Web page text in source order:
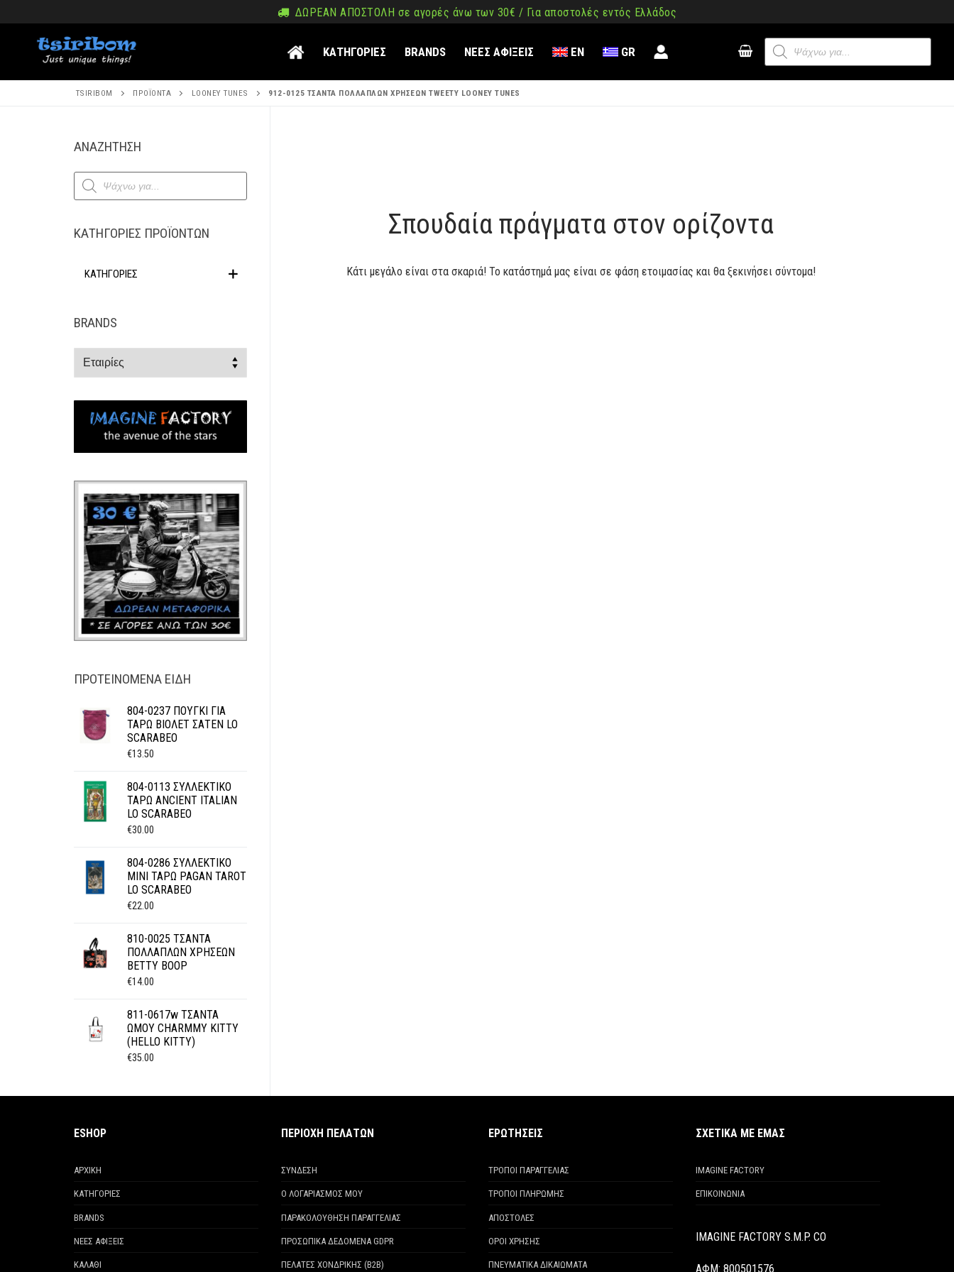
στο
περιεχόμενο
ΔΩΡΕΑΝ ΑΠΟΣΤΟΛΗ σε αγορές άνω των 30€ / Για αποστολές εντός Ελλάδος
ΚΑΤΗΓΟΡΙΕΣ BRANDS ΝΕΕΣ ΑΦΙΞΕΙΣ EN GR
Products
search
TSIRIBOM ΠΡΟΪΌΝΤΑ LOONEY TUNES 912-0125 ΤΣΑΝΤΑ ΠΟΛΛΑΠΛΩΝ ΧΡΗΣΕΩΝ TWEETY LOONEY TUNES
Σπουδαία πράγματα στον ορίζοντα
Κάτι μεγάλο είναι στα σκαριά! Το κατάστημά μας είναι σε φάση ετοιμασίας και θα ξεκινήσει σύντομα!
ΑΝΑΖΗΤΗΣΗ
Products
search
ΚΑΤΗΓΟΡΊΕΣ ΠΡΟΪΌΝΤΩΝ
ΚΑΤΗΓΟΡΙΕΣ
BRANDS
ΠΡΟΤΕΙΝΌΜΕΝΑ ΕΊΔΗ
804-0237 ΠΟΥΓΚΙ ΓΙΑ
ΤΑΡΩ ΒΙΟΛΕΤ ΣΑΤΕΝ LO
SCARABEO
€13.50
804-0113 ΣΥΛΛΕΚΤΙΚΟ
ΤΑΡΩ ANCIENT ITALIAN
LO SCARABEO
€30.00
804-0286 ΣΥΛΛΕΚΤΙΚΟ
ΜΙΝΙ ΤΑΡΩ PAGAN TAROT
LO SCARABEO
€22.00
810-0025 ΤΣΑΝΤΑ
ΠΟΛΛΑΠΛΩΝ ΧΡΗΣΕΩΝ
BETTY BOOP
€14.00
811-0617w ΤΣΑΝΤΑ
ΩΜΟΥ CHARMMY KITTY
(HELLO KITTY)
€35.00
ESHOP
ΑΡΧΙΚΗ
ΚΑΤΗΓΟΡΙΕΣ
BRANDS
ΝΕΕΣ ΑΦΙΞΕΙΣ
ΚΑΛΑΘΙ
ΠΕΡΙΟΧΗ ΠΕΛΑΤΩΝ
ΣΥΝΔΕΣΗ
Ο ΛΟΓΑΡΙΑΣΜΟΣ ΜΟΥ
ΠΑΡΑΚΟΛΟΥΘΗΣΗ ΠΑΡΑΓΓΕΛΙΑΣ
ΠΡΟΣΩΠΙΚΑ ΔΕΔΟΜΕΝΑ GDPR
ΠΕΛΑΤΕΣ ΧΟΝΔΡΙΚΗΣ (Β2Β)
ΕΡΩΤΗΣΕΙΣ
ΤΡΟΠΟΙ ΠΑΡΑΓΓΕΛΙΑΣ
ΤΡΟΠΟΙ ΠΛΗΡΩΜΗΣ
ΑΠΟΣΤΟΛΕΣ
ΟΡΟΙ ΧΡΗΣΗΣ
ΠΝΕΥΜΑΤΙΚΑ ΔΙΚΑΙΩΜΑΤΑ
ΣΧΕΤΙΚΑ ΜΕ ΕΜΑΣ
IMAGINE FACTORY
ΕΠΙΚΟΙΝΩΝΙΑ
IMAGINE FACTORY S.M.P. CO
ΑΦΜ: 800501576